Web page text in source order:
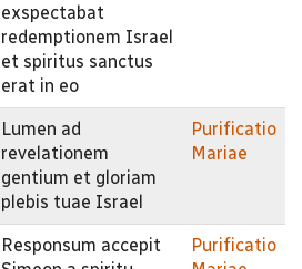
exspectabat
redemptionem Israel
et spiritus sanctus
erat in eo
Lumen ad
revelationem
gentium et gloriam
plebis tuae Israel
Purificatio
Mariae
Responsum accepit
Purificatio